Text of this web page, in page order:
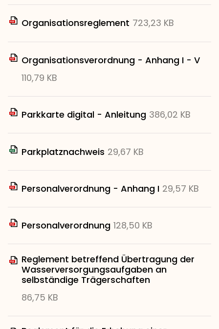
Organisationsreglement 723,23 KB
Organisationsverordnung - Anhang I - V
110,79 KB
Parkkarte digital - Anleitung 386,02 KB
Parkplatznachweis 29,67 KB
Personalverordnung - Anhang I 29,57 KB
Personalverordnung 128,50 KB
Reglement betreffend Übertragung der
Wasserversorgungsaufgaben an
selbständige Trägerschaften
86,75 KB